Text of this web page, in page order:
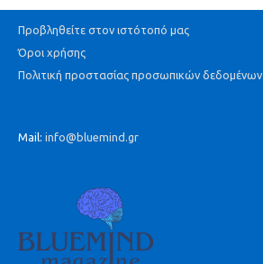
Προβληθείτε στον ιστότοπό μας
Όροι χρήσης
Πολιτική προστασίας προσωπικών δεδομένων
Mail: info@bluemind.gr